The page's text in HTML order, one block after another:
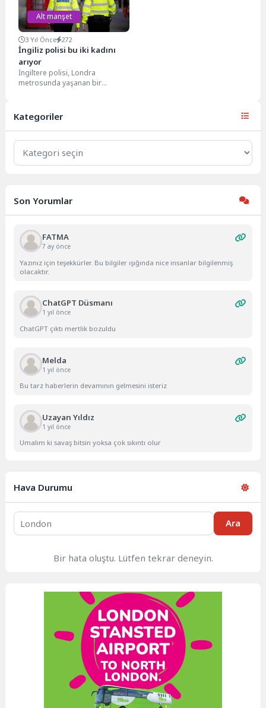
Alt manşet
3 Yıl Önce 272
İngiliz polisi bu iki kadını
arıyor
İngiltere polisi, Londra
metrosunda yaşanan bir
Kategoriler
Kategoriler
Son Yorumlar
FATMA
7 ay önce
Yazınız için teşekkürler. Bu bilgiler ışığında nice insanlar bilgilenmiş
olacaktır.
ChatGPT Düsmanı
1 yıl önce
ChatGPT çıktı mertlik bozuldu
Melda
1 yıl önce
Bu tarz haberlerin devamının gelmesini isteriz
Uzayan Yıldız
1 yıl önce
Umalım ki savaş bitsin yoksa çok sıkıntı olur
Hava Durumu
Ara
Bir hata oluştu. Lütfen tekrar deneyin.